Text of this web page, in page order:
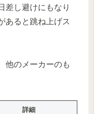
差し避けにもなり
あると跳ね上げス
他のメーカーのも
詳細